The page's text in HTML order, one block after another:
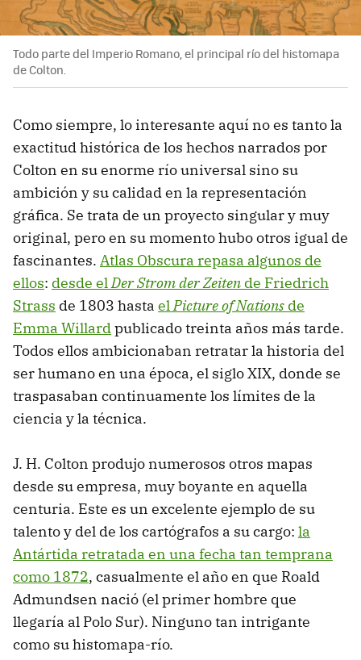
Todo parte del Imperio Romano, el principal río del histomapa
de Colton.
Como siempre, lo interesante aquí no es tanto la
exactitud histórica de los hechos narrados por
Colton en su enorme río universal sino su
ambición y su calidad en la representación
gráfica. Se trata de un proyecto singular y muy
original, pero en su momento hubo otros igual de
fascinantes. Atlas Obscura repasa algunos de
ellos: desde el Der Strom der Zeiten de Friedrich
Strass de 1803 hasta el Picture of Nations de
Emma Willard publicado treinta años más tarde.
Todos ellos ambicionaban retratar la historia del
ser humano en una época, el siglo XIX, donde se
traspasaban continuamente los límites de la
ciencia y la técnica.
J. H. Colton produjo numerosos otros mapas
desde su empresa, muy boyante en aquella
centuria. Este es un excelente ejemplo de su
talento y del de los cartógrafos a su cargo: la
Antártida retratada en una fecha tan temprana
como 1872, casualmente el año en que Roald
Admundsen nació (el primer hombre que
llegaría al Polo Sur). Ninguno tan intrigante
como su histomapa-río.